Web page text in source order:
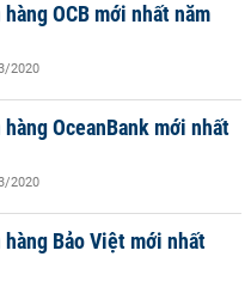
OCB mới nhất năm
2020
OceanBank mới nhất
2020
Bảo Việt mới nhất